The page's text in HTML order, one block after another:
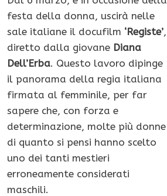
festa della donna, uscirà nelle
sale italiane il docufilm ‘Registe’,
diretto dalla giovane Diana
Dell’Erba. Questo lavoro dipinge
il panorama della regia italiana
firmata al femminile, per far
sapere che, con forza e
determinazione, molte più donne
di quanto si pensi hanno scelto
uno dei tanti mestieri
erroneamente considerati
maschili.